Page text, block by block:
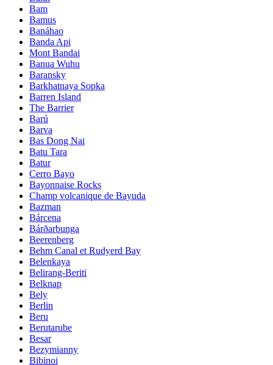
Bam
Bamus
Banáhao
Banda Api
Mont Bandai
Banua Wuhu
Baransky
Barkhatnaya Sopka
Barren Island
The Barrier
Barú
Barva
Bas Dong Nai
Batu Tara
Batur
Cerro Bayo
Bayonnaise Rocks
Champ volcanique de Bayuda
Bazman
Bárcena
Bárðarbunga
Beerenberg
Behm Canal et Rudyerd Bay
Belenkaya
Belirang-Beriti
Belknap
Bely
Berlin
Beru
Berutarube
Besar
Bezymianny
Bibinoi